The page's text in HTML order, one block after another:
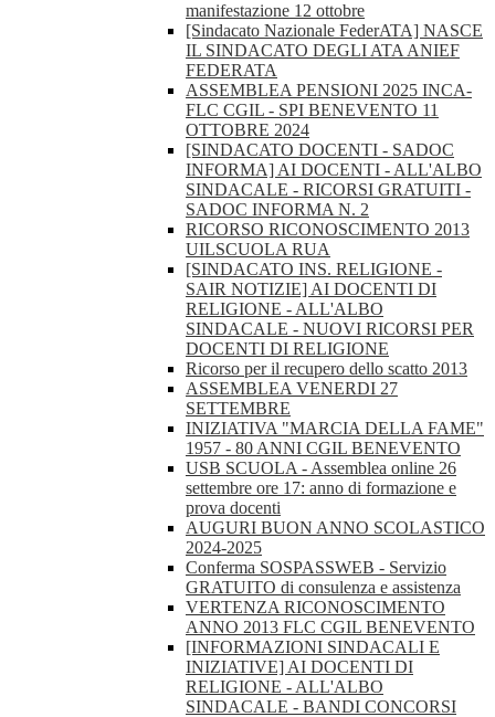
manifestazione 12 ottobre
[Sindacato Nazionale FederATA] NASCE
IL SINDACATO DEGLI ATA ANIEF
FEDERATA
ASSEMBLEA PENSIONI 2025 INCA-
FLC CGIL - SPI BENEVENTO 11
OTTOBRE 2024
[SINDACATO DOCENTI - SADOC
INFORMA] AI DOCENTI - ALL'ALBO
SINDACALE - RICORSI GRATUITI -
SADOC INFORMA N. 2
RICORSO RICONOSCIMENTO 2013
UILSCUOLA RUA
[SINDACATO INS. RELIGIONE -
SAIR NOTIZIE] AI DOCENTI DI
RELIGIONE - ALL'ALBO
SINDACALE - NUOVI RICORSI PER
DOCENTI DI RELIGIONE
Ricorso per il recupero dello scatto 2013
ASSEMBLEA VENERDI 27
SETTEMBRE
INIZIATIVA "MARCIA DELLA FAME"
1957 - 80 ANNI CGIL BENEVENTO
USB SCUOLA - Assemblea online 26
settembre ore 17: anno di formazione e
prova docenti
AUGURI BUON ANNO SCOLASTICO
2024-2025
Conferma SOSPASSWEB - Servizio
GRATUITO di consulenza e assistenza
VERTENZA RICONOSCIMENTO
ANNO 2013 FLC CGIL BENEVENTO
[INFORMAZIONI SINDACALI E
INIZIATIVE] AI DOCENTI DI
RELIGIONE - ALL'ALBO
SINDACALE - BANDI CONCORSI